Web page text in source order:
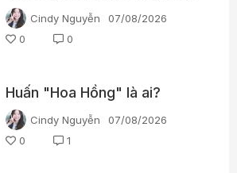
thế nào?Cindy Nguyễn
07/08/2026
0
0
Huấn "Hoa Hồng" là ai?
Cindy Nguyễn
07/08/2026
0
1